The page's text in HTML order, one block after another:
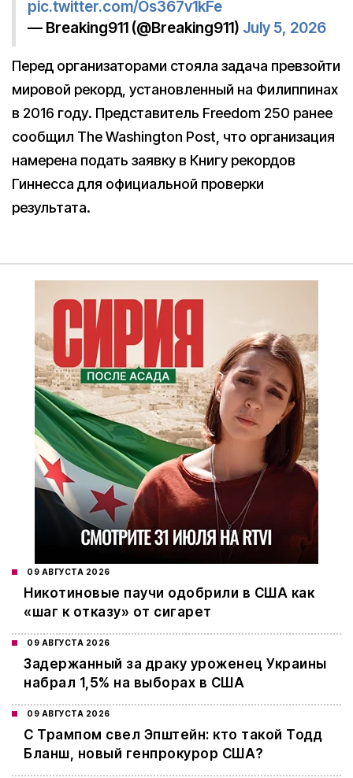
pic.twitter.com/Os367v1kFe
— Breaking911 (@Breaking911) July 5, 2026
Перед организаторами стояла задача превзойти
мировой рекорд, установленный на Филиппинах
в 2016 году. Представитель Freedom 250 ранее
сообщил The Washington Post, что организация
намерена подать заявку в Книгу рекордов
Гиннесса для официальной проверки
результата.
09 АВГУСТА 2026
Никотиновые паучи одобрили в США как
«шаг к отказу» от сигарет
09 АВГУСТА 2026
Задержанный за драку уроженец Украины
набрал 1,5% на выборах в США
09 АВГУСТА 2026
С Трампом свел Эпштейн: кто такой Тодд
Бланш, новый генпрокурор США?